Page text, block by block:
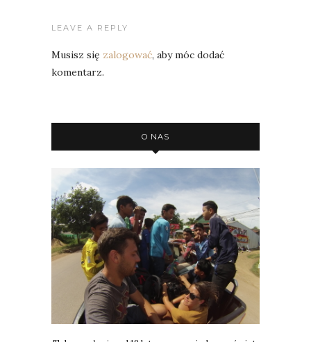
LEAVE A REPLY
Musisz się zalogować, aby móc dodać
komentarz.
O NAS